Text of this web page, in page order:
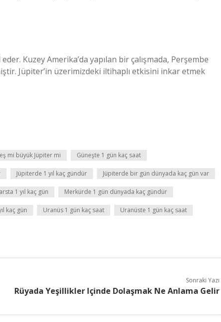
Kuzey Amerika’da yapılan bir çalışmada, Perşembe
Jüpiter’in üzerimizdeki iltihaplı etkisini inkar etmek
mi büyük Jüpiter mi Güneşte 1 gün kaç saat
Jüpiterde 1 yıl kaç gündür Jüpiterde bir gün dünyada kaç gün var
1 yıl kaç gün Merkürde 1 gün dünyada kaç gündür
kaç gün Uranüs 1 gün kaç saat Uranüste 1 gün kaç saat
Sonraki Yazı
Rüyada Yeşillikler Içinde Dolaşmak Ne Anlama Gelir